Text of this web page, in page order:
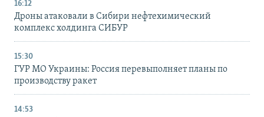
16:12
Дроны атаковали в Сибири нефтехимический
комплекс холдинга СИБУР
15:30
ГУР МО Украины: Россия перевыполняет планы по
производству ракет
14:53